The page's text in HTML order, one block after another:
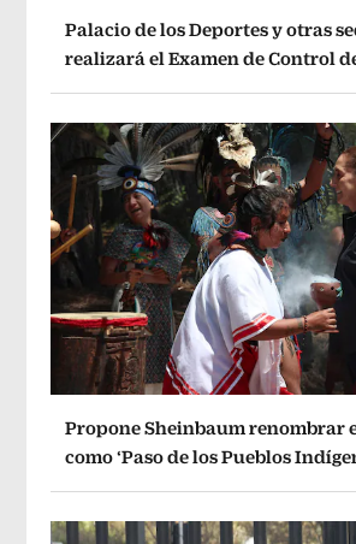
Palacio de los Deportes y otras
realizará el Examen de Control
Propone Sheinbaum renombrar
como ‘Paso de los Pueblos